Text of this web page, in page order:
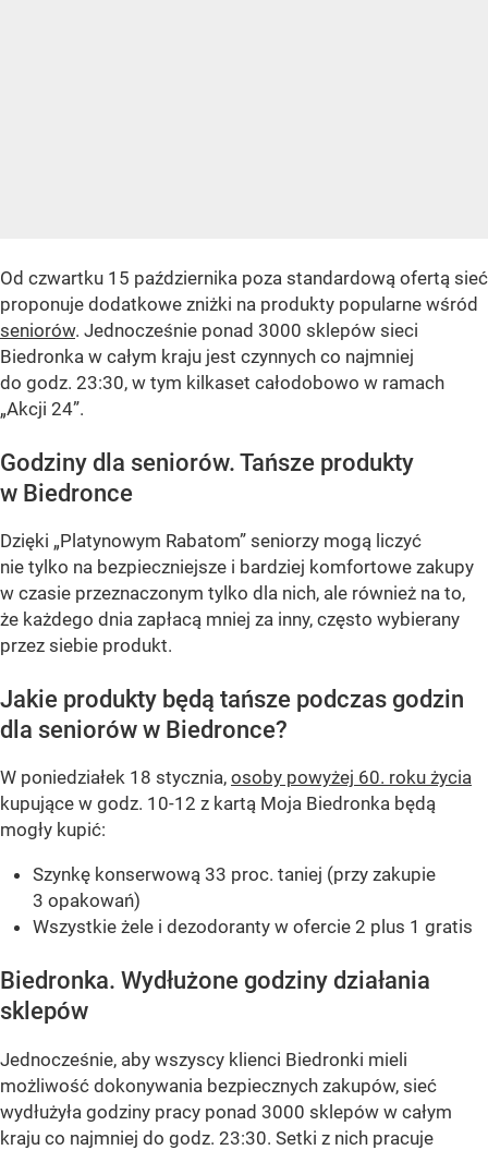
Od czwartku 15 października poza standardową ofertą sieć
proponuje dodatkowe zniżki na produkty popularne wśród
seniorów. Jednocześnie ponad 3000 sklepów sieci
Biedronka w całym kraju jest czynnych co najmniej
do godz. 23:30, w tym kilkaset całodobowo w ramach
„Akcji 24”.
Godziny dla seniorów. Tańsze produkty
w Biedronce
Dzięki „Platynowym Rabatom” seniorzy mogą liczyć
nie tylko na bezpieczniejsze i bardziej komfortowe zakupy
w czasie przeznaczonym tylko dla nich, ale również na to,
że każdego dnia zapłacą mniej za inny, często wybierany
przez siebie produkt.
Jakie produkty będą tańsze podczas godzin
dla seniorów w Biedronce?
W poniedziałek 18 stycznia, osoby powyżej 60. roku życia
kupujące w godz. 10-12 z kartą Moja Biedronka będą
mogły kupić:
Szynkę konserwową 33 proc. taniej (przy zakupie
3 opakowań)
Wszystkie żele i dezodoranty w ofercie 2 plus 1 gratis
Biedronka. Wydłużone godziny działania
sklepów
Jednocześnie, aby wszyscy klienci Biedronki mieli
możliwość dokonywania bezpiecznych zakupów, sieć
wydłużyła godziny pracy ponad 3000 sklepów w całym
kraju co najmniej do godz. 23:30. Setki z nich pracuje